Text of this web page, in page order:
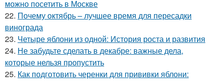
можно посетить в Москве
22. Почему октябрь – лучшее время для пересадки
винограда
23. Четыре яблони из одной: История роста и развития
24. Не забудьте сделать в декабре: важные дела,
которые нельзя пропустить
25. Как подготовить черенки для прививки яблони: